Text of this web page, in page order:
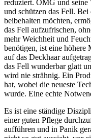
reduziert. OMG und seine
und schützen das Fell.
beibehalten möchten,
das Fell aufzufrischen,
mehr Weichheit und
benötigen, ist eine
auf das Deckhaar
das Fell wunderbar glatt
wird nie strähnig. Ein
hat, wobei die neueste
wurde. Eine echte
Es ist eine ständige
einer guten Pflege
aufführen und in Panik